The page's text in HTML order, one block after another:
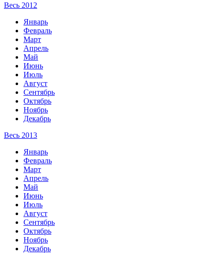
Весь 2012
Январь
Февраль
Март
Апрель
Май
Июнь
Июль
Август
Сентябрь
Октябрь
Ноябрь
Декабрь
Весь 2013
Январь
Февраль
Март
Апрель
Май
Июнь
Июль
Август
Сентябрь
Октябрь
Ноябрь
Декабрь